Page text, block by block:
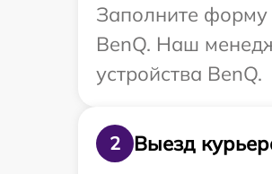
Заполните форму
BenQ. Наш
устройства BenQ.
2
Выезд